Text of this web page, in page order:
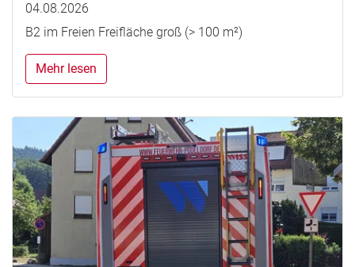
04.08.2026
B2 im Freien Freifläche groß (> 100 m²)
Mehr lesen